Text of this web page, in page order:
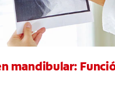
mandibular: